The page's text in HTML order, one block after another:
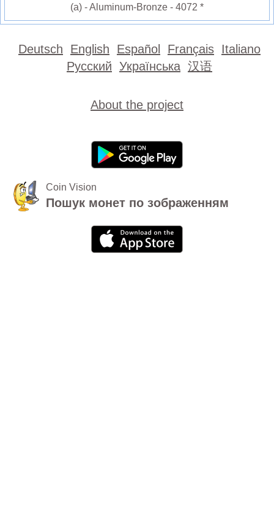
(a) - Aluminum-Bronze - 4072 *
Deutsch English Español Français Italiano
Русский Українська 汉语
About the project
Coin Vision
Пошук монет по зображенням